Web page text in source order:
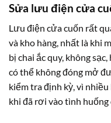
Sửa lưu điện cửa
Lưu điện cửa cuốn rất
và kho hàng, nhất là khi
bị chai ắc quy, không
có thể không đóng mở
kiểm tra định kỳ, vì
khi đã rơi vào tình huống